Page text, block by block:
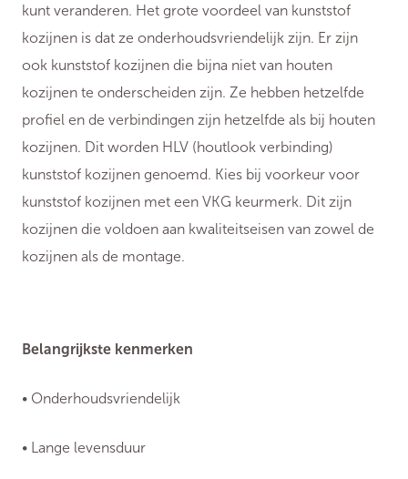
kunt veranderen. Het grote voordeel van kunststof
kozijnen is dat ze onderhoudsvriendelijk zijn. Er zijn
ook kunststof kozijnen die bijna niet van houten
kozijnen te onderscheiden zijn. Ze hebben hetzelfde
profiel en de verbindingen zijn hetzelfde als bij houten
kozijnen. Dit worden HLV (houtlook verbinding)
kunststof kozijnen genoemd. Kies bij voorkeur voor
kunststof kozijnen met een VKG keurmerk. Dit zijn
kozijnen die voldoen aan kwaliteitseisen van zowel de
kozijnen als de montage.
Belangrijkste kenmerken
• Onderhoudsvriendelijk
• Lange levensduur